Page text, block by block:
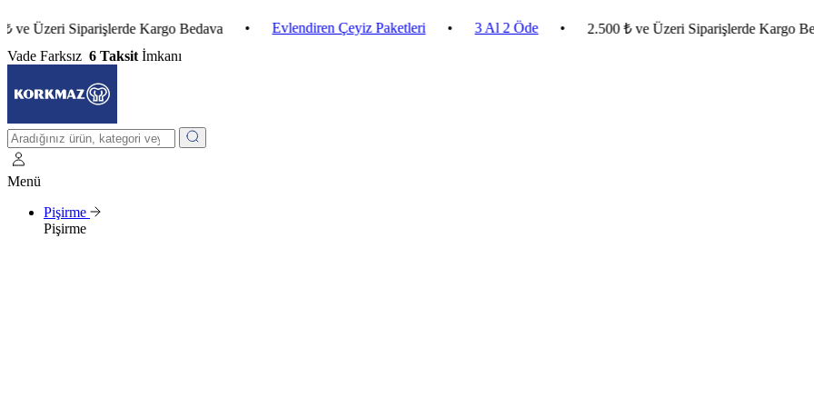
Siparişlerde Kargo Bedava • Evlendiren Çeyiz Paketleri • 3 Al 2 Öde • 2.500 ₺ ve Üzeri Siparişlerde Kargo Bedava
Vade Farksız 6 Taksit İmkanı
Menü
Pişirme
Pişirme